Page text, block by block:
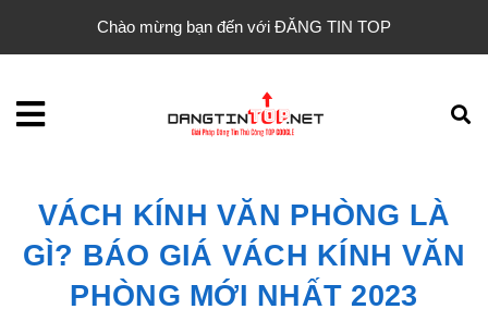
Chào mừng bạn đến với ĐĂNG TIN TOP
VÁCH KÍNH VĂN PHÒNG LÀ
GÌ? BÁO GIÁ VÁCH KÍNH VĂN
PHÒNG MỚI NHẤT 2023